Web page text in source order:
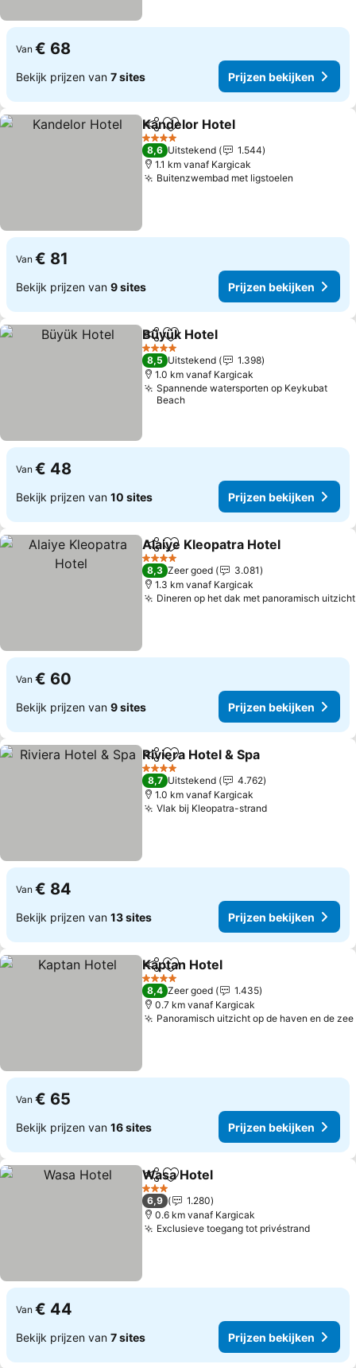
Van € 68
Bekijk prijzen van 7 sites Prijzen bekijken
DelenToevoegen aan favorieten
Kandelor Hotel
4 Sterren
8,6 Uitstekend
1.544
1.1 km vanaf Kargicak
Buitenzwembad met ligstoelen
Van € 81
Bekijk prijzen van 9 sites Prijzen bekijken
DelenToevoegen aan favorieten
Büyük Hotel
4 Sterren
8,5 Uitstekend
1.398
1.0 km vanaf Kargicak
Spannende watersporten op Keykubat
Beach
Van € 48
Bekijk prijzen van 10 sites Prijzen bekijken
DelenToevoegen aan favorieten
Alaiye Kleopatra Hotel
4 Sterren
8,3 Zeer goed
3.081
1.3 km vanaf Kargicak
Dineren op het dak met panoramisch uitzicht
Van € 60
Bekijk prijzen van 9 sites Prijzen bekijken
DelenToevoegen aan favorieten
Riviera Hotel & Spa
4 Sterren
8,7 Uitstekend
4.762
1.0 km vanaf Kargicak
Vlak bij Kleopatra-strand
Van € 84
Bekijk prijzen van 13 sites Prijzen bekijken
DelenToevoegen aan favorieten
Kaptan Hotel
4 Sterren
8,4 Zeer goed
1.435
0.7 km vanaf Kargicak
Panoramisch uitzicht op de haven en de zee
Van € 65
Bekijk prijzen van 16 sites Prijzen bekijken
DelenToevoegen aan favorieten
Wasa Hotel
3 Sterren
6,9
1.280
0.6 km vanaf Kargicak
Exclusieve toegang tot privéstrand
Van € 44
Bekijk prijzen van 7 sites Prijzen bekijken